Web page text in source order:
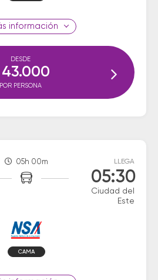
información
DESDE
43.000
POR PERSONA
05h 00m LLEGA
05:30
Ciudad del
Este
CAMA